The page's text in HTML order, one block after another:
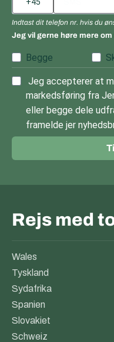
Indtast dit telefon nr. hvis du
Jeg vil gerne høre mere
Begge
Jeg accepterer at
markedsføring fra
eller begge dele
framelde jer
Rejs med
Wales
Tyskland
Sydafrika
Spanien
Slovakiet
Schweiz